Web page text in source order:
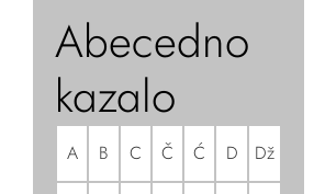
Abecedno
kazalo
A B C Č Ć D Dž